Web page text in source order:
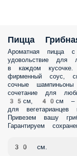
Пицца
Ароматная пицца
удовольствие для
в каждом
фирменный соус,
сочные
сочетание для
35см, 40см –
для вегетарианцев
Привезем вашу
Гарантируем
30 см.